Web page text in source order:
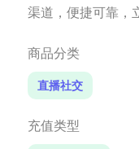
渠道，便捷可靠，
商品分类
直播社交
充值类型